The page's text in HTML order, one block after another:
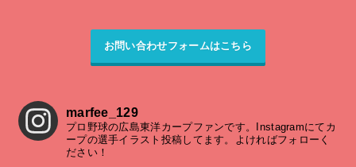
お問い合わせフォームはこちら
marfee_129
プロ野球の広島東洋カープファンです。Instagramにてカ
ープの選手イラスト投稿してます。よければフォローく
ださい！